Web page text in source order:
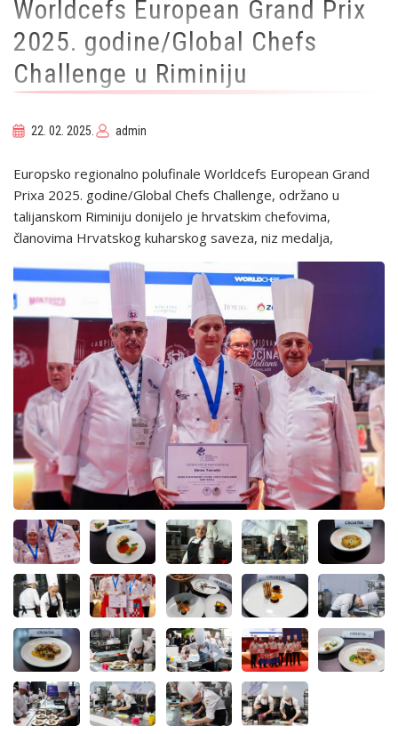
Worldcefs European Grand Prix
2025. godine/Global Chefs
Challenge u Riminiju
22. 02. 2025. admin
Europsko regionalno polufinale Worldcefs European Grand
Prixa 2025. godine/Global Chefs Challenge, održano u
talijanskom Riminiju donijelo je hrvatskim chefovima,
članovima Hrvatskog kuharskog saveza, niz medalja,